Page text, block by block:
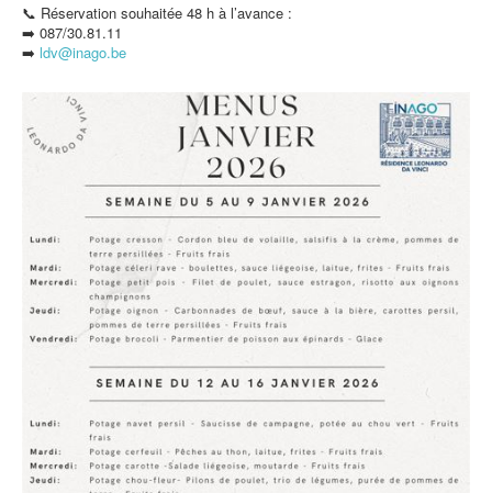
📞 Réservation souhaitée 48 h à l’avance :
➡️ 087/30.81.11
➡️ ldv@inago.be